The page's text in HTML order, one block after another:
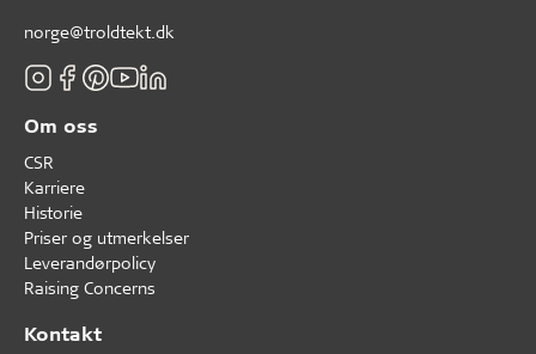
norge@troldtekt.dk
Om oss
CSR
Karriere
Historie
Priser og utmerkelser
Leverandørpolicy
Raising Concerns
Kontakt